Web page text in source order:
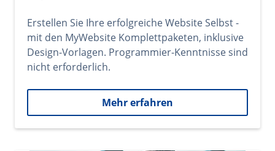
Erstellen Sie Ihre erfolgreiche Website Selbst -
mit den MyWebsite Komplettpaketen, inklusive
Design-Vorlagen. Programmier-Kenntnisse sind
nicht erforderlich.
Mehr erfahren